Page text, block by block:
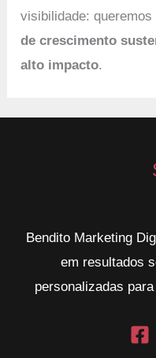
visibilidade:
de crescimento
alto impacto.
Bendito Marketing
em resultados
personalizadas